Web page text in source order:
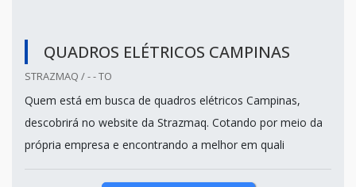
QUADROS ELÉTRICOS CAMPINAS
STRAZMAQ / - - TO
Quem está em busca de quadros elétricos Campinas,
descobrirá no website da Strazmaq. Cotando por meio da
própria empresa e encontrando a melhor em quali